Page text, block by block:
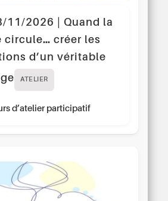
11/2026 | Quand la
circule… créer les
d’un véritable
ATELIER
d’atelier participatif